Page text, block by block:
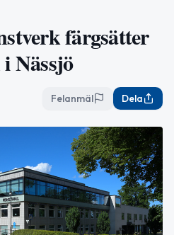
färgsätter
Nässjö
Felanmäl Dela